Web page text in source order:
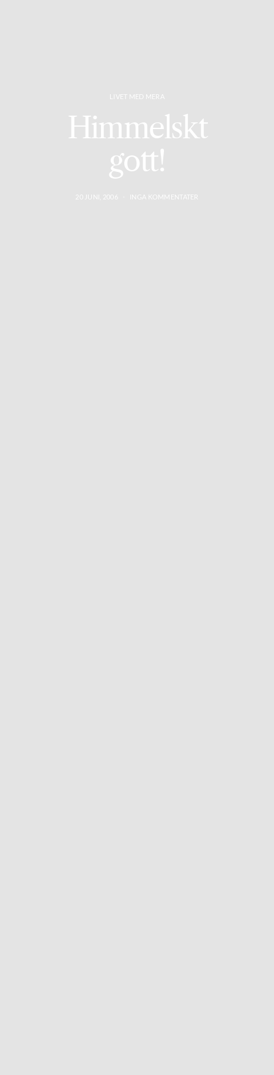
LIVET MED MERA
Himmelskt
gott!
20 JUNI, 2006 INGA KOMMENTATER